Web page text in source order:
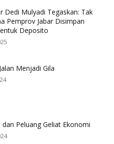
Dedi Mulyadi Tegaskan: Tak
Pemprov Jabar Disimpan
Deposito
Menjadi Gila
dan Peluang Geliat Ekonomi